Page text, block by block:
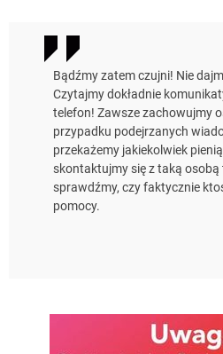
Bądźmy zatem czujni! Nie
Czytajmy dokładnie
telefon! Zawsze zachowujmy
przypadku podejrzanych
przekażemy jakiekolwiek
skontaktujmy się z taką osobą
sprawdźmy, czy faktycznie
pomocy.